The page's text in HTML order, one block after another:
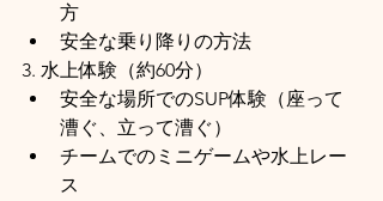
方
安全な乗り降りの方法
3. 水上体験（約60分）
安全な場所でのSUP体験（座って
漕ぐ、立って漕ぐ）
チームでのミニゲームや水上レー
ス